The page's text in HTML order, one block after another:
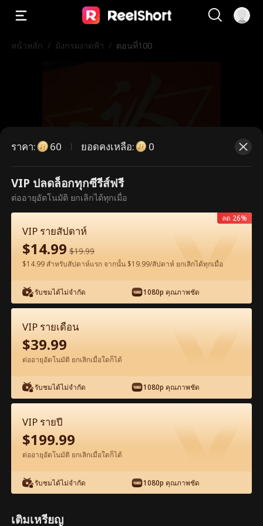
หน้าหลัก / มังกรผงาดฟ้า / ตอนที่100
ตอนนี้เป็นตอนพรีเมียม กรุณาปลดล็อก
เพื่อรับชม
ปลดล็อกทันที
ดูฟรีในแอป
ภาพยนตร์เต็มเรื่อง
96 97 98 99 100
ราคา: 60 ยอดคงเหลือ: 0
VIP ปลดล็อกทุกซีรีส์ฟรี
ต่ออายุอัตโนมัติ ยกเลิกได้ทุกเมื่อ
VIP รายสัปดาห์
$14.99 $19.99
$14.99 สำหรับสัปดาห์แรก จากนั้น $19.99/สัปดาห์ ยกเลิกได้ทุกเมื่อ
รับชมได้ไม่จำกัด 1080p คุณภาพชัด
ลด 26%
VIP รายเดือน
$39.99
ต่ออายุอัตโนมัติ ยกเลิกเมื่อใดก็ได้
รับชมได้ไม่จำกัด 1080p คุณภาพชัด
VIP รายปี
$199.99
ต่ออายุอัตโนมัติ ยกเลิกเมื่อใดก็ได้
รับชมได้ไม่จำกัด 1080p คุณภาพชัด
เติมเหรียญ